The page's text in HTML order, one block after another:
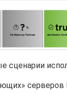
сценарии
серверов